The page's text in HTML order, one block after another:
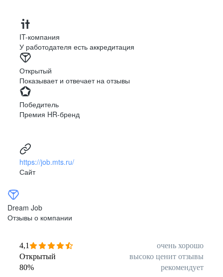
IT-компания
У работодателя есть аккредитация
Открытый
Показывает и отвечает на отзывы
Победитель
Премия HR-бренд
https://job.mts.ru/
Сайт
Dream Job
Отзывы о компании
4,1
очень хорошо
Открытый
высоко ценит отзывы
80% рекомендует